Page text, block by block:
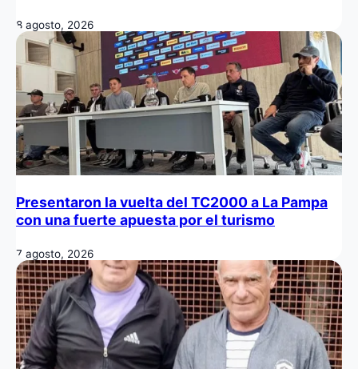
8 agosto, 2026
Presentaron la vuelta del TC2000 a La Pampa
con una fuerte apuesta por el turismo
7 agosto, 2026